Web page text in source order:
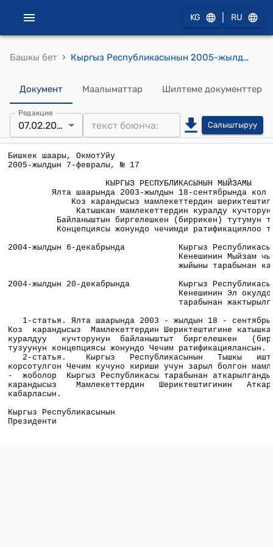
KG RU
Башкы бет › Кыргыз Республикасынын 2005-жылдын 7-февралынын № 17 "Ялта шаарында 2003-жылдын 18-сентябрында кол коюлган Коз карандысыз мамлекеттердин шериктештигине Катышкан мамлекеттердин куралду кучторунун Байланыштын биргелешкен (биррикен) тутумун тузуунун Концепциясы жонундо чечимди ратификациялоо тууралу" Мыйзамы
Документ Маалыматтар Шилтеме документтер
Редакция
07.02.2005 Салыштыруу